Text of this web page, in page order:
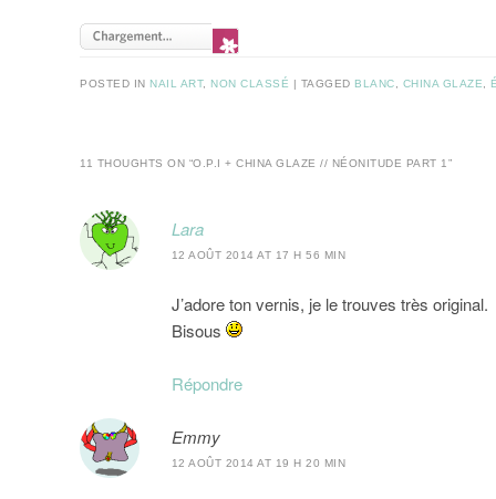
POSTED IN NAIL ART, NON CLASSÉ | TAGGED BLANC CHINA GLAZE
11 THOUGHTS ON “O.P.I + CHINA GLAZE // NÉONITUDE PART 1”
Lara
12 AOÛT 2014 AT 17 H 56 MIN
J’adore ton vernis, je le trouves très original.
Bisous
Répondre
Emmy
12 AOÛT 2014 AT 19 H 20 MIN